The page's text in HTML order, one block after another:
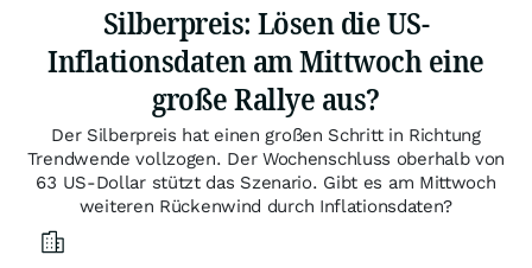
Silberpreis: Lösen die US-
Inflationsdaten am Mittwoch eine
große Rallye aus?
Der Silberpreis hat einen großen Schritt in Richtung
Trendwende vollzogen. Der Wochenschluss oberhalb von
63 US-Dollar stützt das Szenario. Gibt es am Mittwoch
weiteren Rückenwind durch Inflationsdaten?